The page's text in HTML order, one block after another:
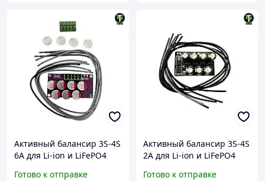
Активный балансир 3S-4S
6A для Li-ion и LiFePO4
Готово к отправке
Активный балансир 3S-4S
2A для Li-ion и LiFePO4
Готово к отправке